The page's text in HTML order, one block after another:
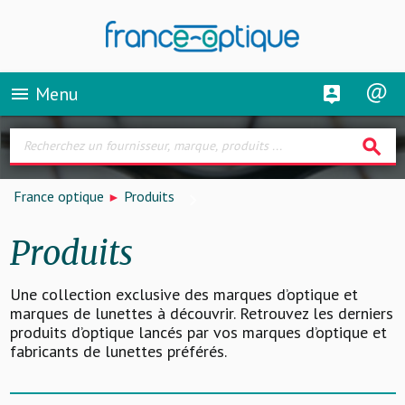
menu Menu
search
France optique Produits
Produits
Une collection exclusive des marques d’optique et
marques de lunettes à découvrir. Retrouvez les derniers
produits d’optique lancés par vos marques d’optique et
fabricants de lunettes préférés.